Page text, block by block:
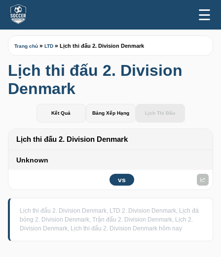
☰
Trang chủ » LTD » Lịch thi đấu 2. Division Denmark
Lịch thi đấu 2. Division
Denmark
Kết Quả Bảng Xếp Hạng Lịch Thi Đấu
Lịch thi đấu 2. Division Denmark
Unknown
vs
Lịch thi đấu 2. Division Denmark, LTD 2. Division Denmark, Lịch đá
bóng 2. Division Denmark, Trận đấu 2. Division Denmark, Lịch 2.
Division Denmark, Lịch thi đấu 2. Division Denmark hôm nay